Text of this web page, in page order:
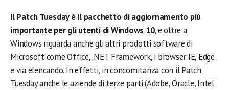
Il Patch Tuesday è il pacchetto di aggiornamento più
importante per gli utenti di Windows 10, e oltre a
Windows riguarda anche gli altri prodotti software di
Microsoft come Office, .NET Framework, i browser IE, Edge
e via elencando. In effetti, in concomitanza con il Patch
Tuesday anche le aziende di terze parti (Adobe, Oracle, Intel